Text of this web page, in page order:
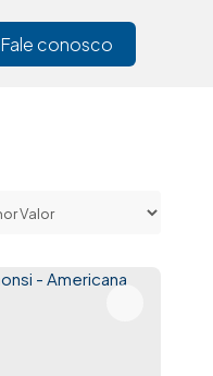
Fale conosco